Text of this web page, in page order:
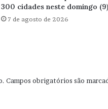
300 cidades neste domingo (9)
7 de agosto de 2026
Campos obrigatórios são